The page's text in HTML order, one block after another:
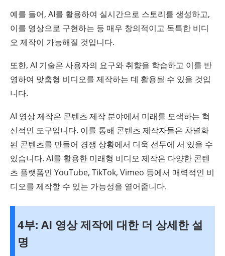
예를 들어, AI를 활용하여 실시간으로 스토리를 생성하고,
이를 영상으로 구현하는 등 매우 창의적이고 독특한 비디
오 제작이 가능해질 것입니다.
또한, AI 기술은 사용자의 요구와 취향을 학습하고 이를 반
영하여 맞춤형 비디오를 제작하는 데 활용될 수 있을 것입
니다.
AI 영상 제작은 콘텐츠 제작 분야에서 미래를 모색하는 혁
신적인 도구입니다. 이를 통해 콘텐츠 제작자들은 차별화
된 콘텐츠를 만들어 경쟁 상황에서 더욱 선두에 서 있을 수
있습니다. AI를 활용한 미래형 비디오 제작은 다양한 콘텐
츠 플랫폼인 YouTube, TikTok, Vimeo 등에서 매력적인 비
디오를 제작할 수 있는 가능성을 열어줍니다.
4부: AI 영상 제작에 대한 더 상세한 설
명